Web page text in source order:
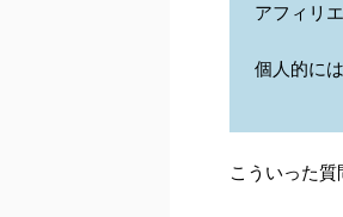
アフィリ
個人的に
こういった質